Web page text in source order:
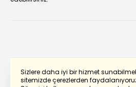
Sizlere daha iyi bir hizmet
sitemizde çerezlerden